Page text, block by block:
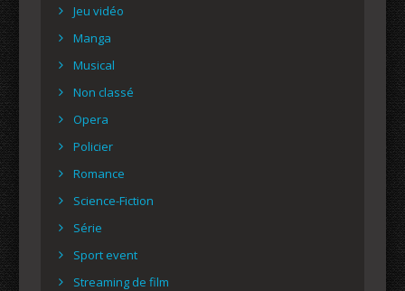
Jeu vidéo
Manga
Musical
Non classé
Opera
Policier
Romance
Science-Fiction
Série
Sport event
Streaming de film